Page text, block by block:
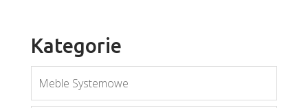
Kategorie
Meble Systemowe